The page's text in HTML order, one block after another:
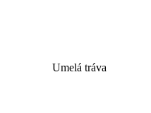
Umelá tráva